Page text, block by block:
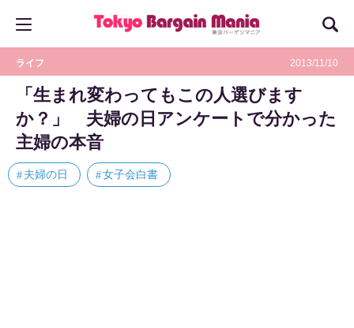
ライフ 2013/11/10
「生まれ変わってもこの人選びます
か？」 夫婦の日アンケートで分かった
主婦の本音
夫婦の日 女子会白書